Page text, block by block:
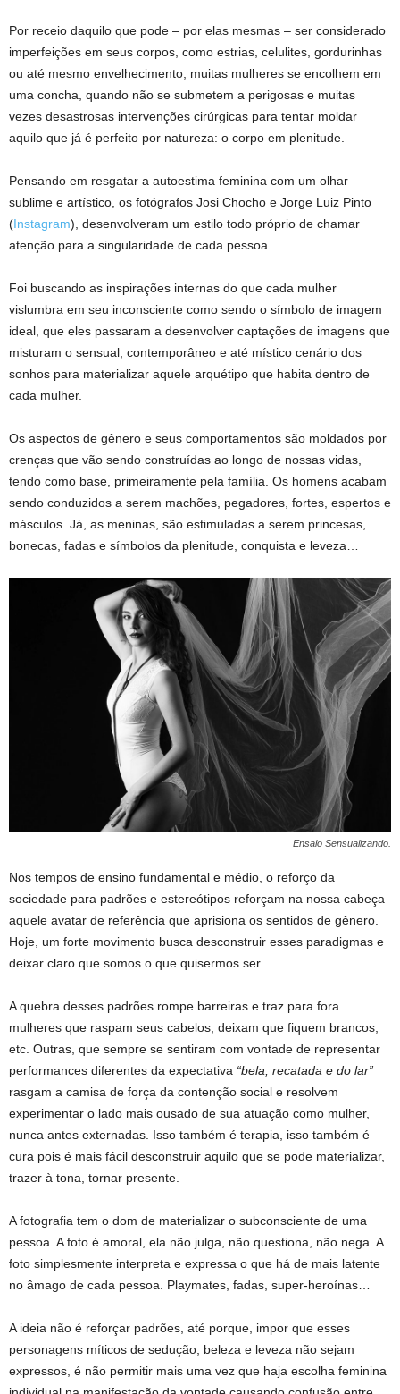
Por receio daquilo que pode – por elas mesmas – ser considerado
imperfeições em seus corpos, como estrias, celulites, gordurinhas
ou até mesmo envelhecimento, muitas mulheres se encolhem em
uma concha, quando não se submetem a perigosas e muitas
vezes desastrosas intervenções cirúrgicas para tentar moldar
aquilo que já é perfeito por natureza: o corpo em plenitude.
Pensando em resgatar a autoestima feminina com um olhar
sublime e artístico, os fotógrafos Josi Chocho e Jorge Luiz Pinto
(Instagram), desenvolveram um estilo todo próprio de chamar
atenção para a singularidade de cada pessoa.
Foi buscando as inspirações internas do que cada mulher
vislumbra em seu inconsciente como sendo o símbolo​ de imagem
ideal, que eles​ passaram a desenvolver captações de imagens que
misturam o sensual, contemporâneo e até místico cenário dos
sonhos para materializar aquele arquétipo que habita dentro de
cada mulher.
​Os aspectos de gênero e seus comportamentos são moldados por
crenças que vão sendo construídas ao longo de nossas vidas,
tendo como base, primeiramente pela família​. Os homens acabam
sendo conduzidos a serem machões, pegadores, fortes, espertos e
másculos. Já, as meninas, são estimuladas a serem princesas,
bonecas, fadas e símbolos da plenitude, conquista e leveza…
Ensaio Sensualizando.
Nos tempos de ensino fundamental e médio, o reforço da
sociedade para padrões e estereótipos reforçam na nossa cabeça
aquele avatar de referência que aprisiona os sentidos de gênero.
Hoje, um forte movimento busca desconstruir esses paradigmas e
deixar claro que somos o que quisermos ser.
A quebra desses padrões rompe barreiras e traz para fora
mulheres que raspam seus cabelos, deixam que fiquem brancos,
etc. Outras, que sempre se sentiram com vontade de representar
performances diferentes da expectativa “bela, recatada e do lar”
rasgam a camisa de força da contenção social e resolvem
experimentar o lado mais ousado de sua atuação como mulher,
nunca antes externadas. Isso também é terapia, isso também é
cura pois é mais fácil desconstruir aquilo que se pode materializar,
trazer à tona, tornar presente.
A fotografia tem o dom de materializar o subconsciente de uma
pessoa. A foto é amoral, ela não julga, não questiona, não nega. A
foto simplesmente interpreta e expressa o que há de mais latente
no âmago de cada pessoa. Playmates, fadas, super-heroínas…
A ideia não é reforçar padrões, até porque, impor que esses
personagens míticos de sedução, beleza e leveza não sejam
expressos, é não permitir mais uma vez que haja escolha feminina